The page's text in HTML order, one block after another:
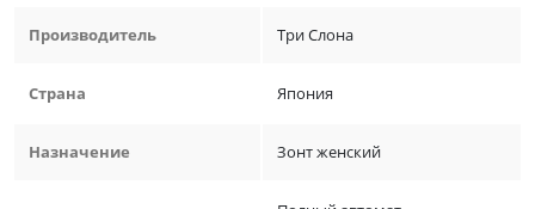
Производитель Три Слона
Страна Япония
Назначение Зонт женский